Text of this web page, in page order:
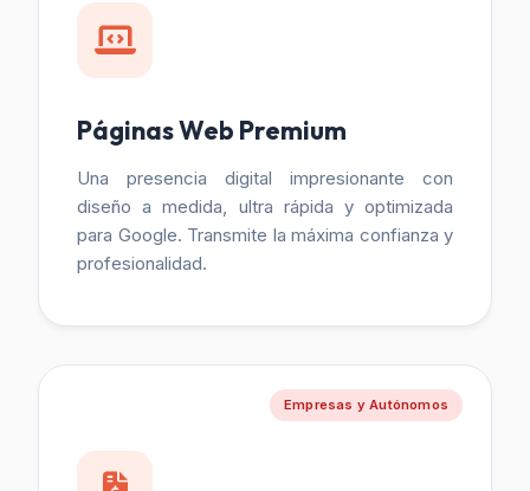
Páginas Web Premium
Una presencia digital impresionante con
diseño a medida, ultra rápida y optimizada
para Google. Transmite la máxima confianza y
profesionalidad.
Empresas y Autónomos